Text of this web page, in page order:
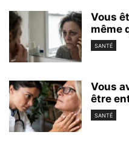
Vous
même
SANTÉ
Vous
être
SANTÉ